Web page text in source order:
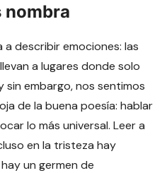
nombra
a describir emociones: las
a lugares donde solo
embargo, nos sentimos
de la buena poesía: hablar
lo más universal. Leer a
en la tristeza hay
un germen de